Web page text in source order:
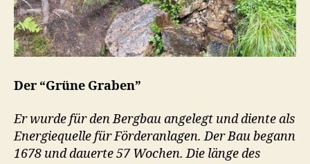
Der “Grüne Graben”
Er wurde für den Bergbau angelegt und diente als
Energiequelle für Förderanlagen. Der Bau begann
1678 und dauerte 57 Wochen. Die länge des